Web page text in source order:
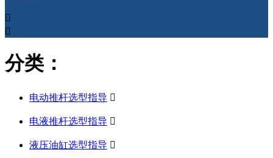


分类：
电动推杆选型指导 
电液推杆选型指导 
液压油缸选型指导 